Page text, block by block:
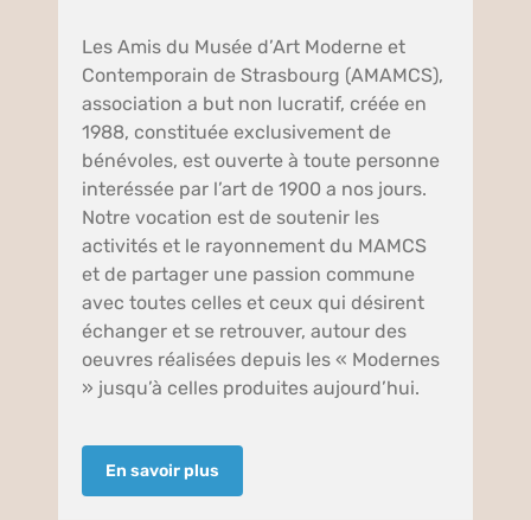
Les Amis du Musée d’Art Moderne et
Contemporain de Strasbourg (AMAMCS),
association a but non lucratif, créée en
1988, constituée exclusivement de
bénévoles, est ouverte à toute personne
interéssée par l’art de 1900 a nos jours.
Notre vocation est de soutenir les
activités et le rayonnement du MAMCS
et de partager une passion commune
avec toutes celles et ceux qui désirent
échanger et se retrouver, autour des
oeuvres réalisées depuis les « Modernes
» jusqu’à celles produites aujourd’hui.
En savoir plus